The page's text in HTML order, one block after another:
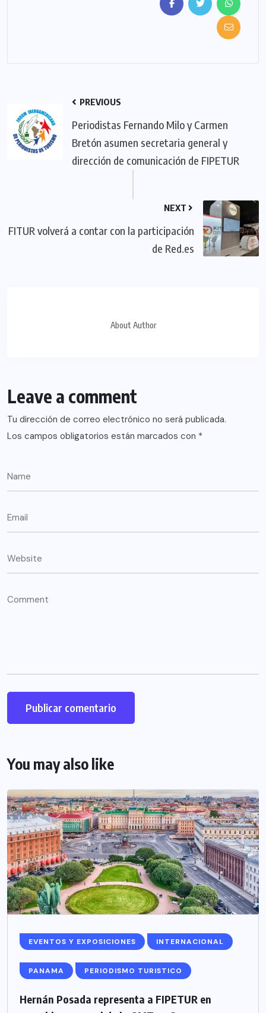
PREVIOUS
Periodistas Fernando Milo y Carmen
Bretón asumen secretaria general y
dirección de comunicación de FIPETUR
NEXT
FITUR volverá a contar con la participación
de Red.es
About Author
Leave a comment
Tu dirección de correo electrónico no será publicada.
Los campos obligatorios están marcados con *
You may also like
EVENTOS Y EXPOSICIONES INTERNACIONAL
PANAMA PERIODISMO TURISTICO
Hernán Posada representa a FIPETUR en